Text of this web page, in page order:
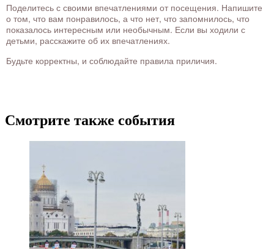
Поделитесь с своими впечатлениями от посещения. Напишите
о том, что вам понравилось, а что нет, что запомнилось, что
показалось интересным или необычным. Если вы ходили с
детьми, расскажите об их впечатлениях.
Будьте корректны, и соблюдайте правила приличия.
Смотрите также события